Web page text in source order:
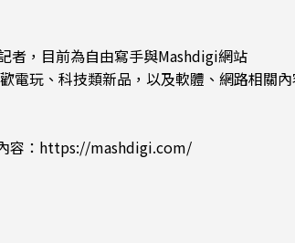
者，目前為自由寫手與Mashdigi網站
電玩、科技類新品，以及軟體、網路相關
容： https://mashdigi.com/